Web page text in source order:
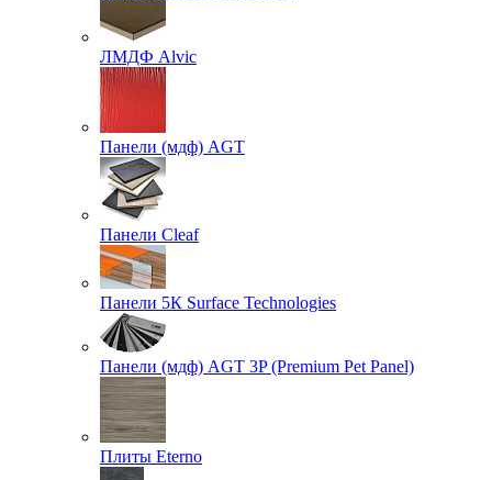
ЛМДФ Alvic
Панели (мдф) AGT
Панели Cleaf
Панели 5К Surface Technologies
Панели (мдф) AGT 3P (Premium Pet Panel)
Плиты Eterno